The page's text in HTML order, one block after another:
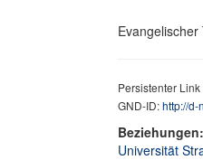
Persistenter
GND-ID:http://d-
Beziehungen:
Universität